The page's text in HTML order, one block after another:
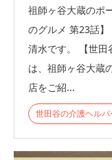
祖師ヶ谷大蔵のポ
のグルメ 第23話
清水です。 【世田
は、祖師ヶ谷大蔵
店をご紹...
世田谷の介護ヘルパ